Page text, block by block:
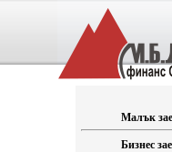
Малък
Бизнес